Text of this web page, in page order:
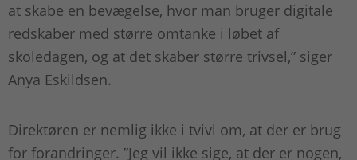
at skabe en bevægelse, hvor man bruger digitale
redskaber med større omtanke i løbet af
skoledagen, og at det skaber større trivsel,” siger
Anya Eskildsen.
Direktøren er nemlig ikke i tvivl om, at der er brug
for forandringer. ”Jeg vil ikke sige, at der er nogen,